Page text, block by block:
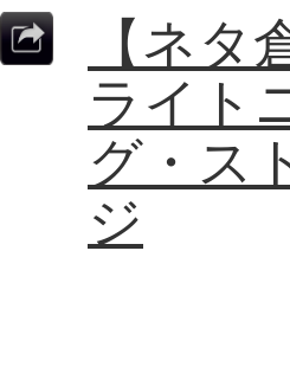
【ネタ
ライト
グ・ス
ジ